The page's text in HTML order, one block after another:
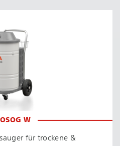
W
für trockene &